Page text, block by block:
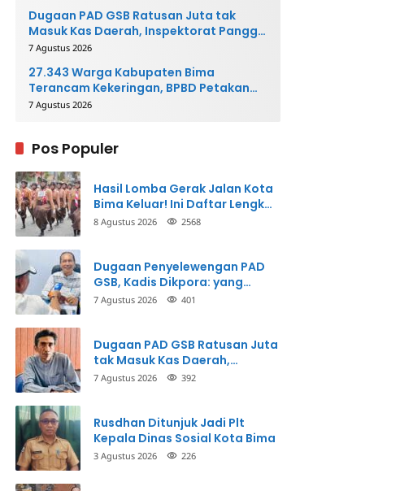
Dugaan PAD GSB Ratusan Juta tak
Masuk Kas Daerah, Inspektorat Panggil
Pihak Terkait
7 Agustus 2026
27.343 Warga Kabupaten Bima
Terancam Kekeringan, BPBD Petakan
40 Desa Rawan
7 Agustus 2026
Pos Populer
Hasil Lomba Gerak Jalan Kota
Bima Keluar! Ini Daftar Lengkap
Para Juara
8 Agustus 2026 2568
Dugaan Penyelewengan PAD
GSB, Kadis Dikpora: yang
Bersangkutan Akui
7 Agustus 2026 401
Dugaan PAD GSB Ratusan Juta
tak Masuk Kas Daerah,
Inspektorat Panggil Pihak
7 Agustus 2026 392
Rusdhan Ditunjuk Jadi Plt
Kepala Dinas Sosial Kota Bima
3 Agustus 2026 226